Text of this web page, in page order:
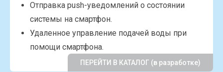
Отправка push-уведомлений о состоянии
системы на смартфон.
Удаленное управление подачей воды при
помощи смартфона.
ПЕРЕЙТИ В КАТАЛОГ (в разработке)